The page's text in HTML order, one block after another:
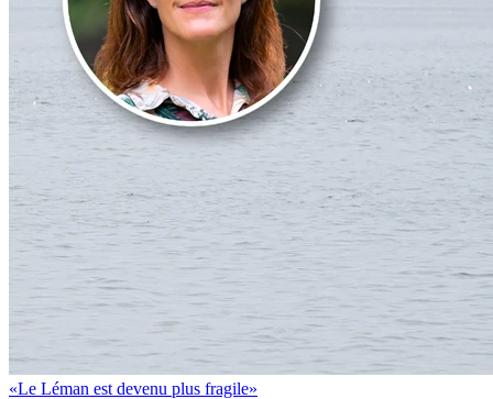
«Le Léman est devenu plus fragile»